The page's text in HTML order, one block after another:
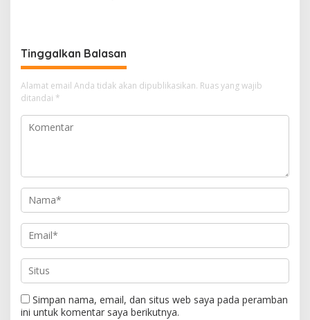
Tinggalkan Balasan
Alamat email Anda tidak akan dipublikasikan. Ruas yang wajib
ditandai *
Simpan nama, email, dan situs web saya pada peramban
ini untuk komentar saya berikutnya.